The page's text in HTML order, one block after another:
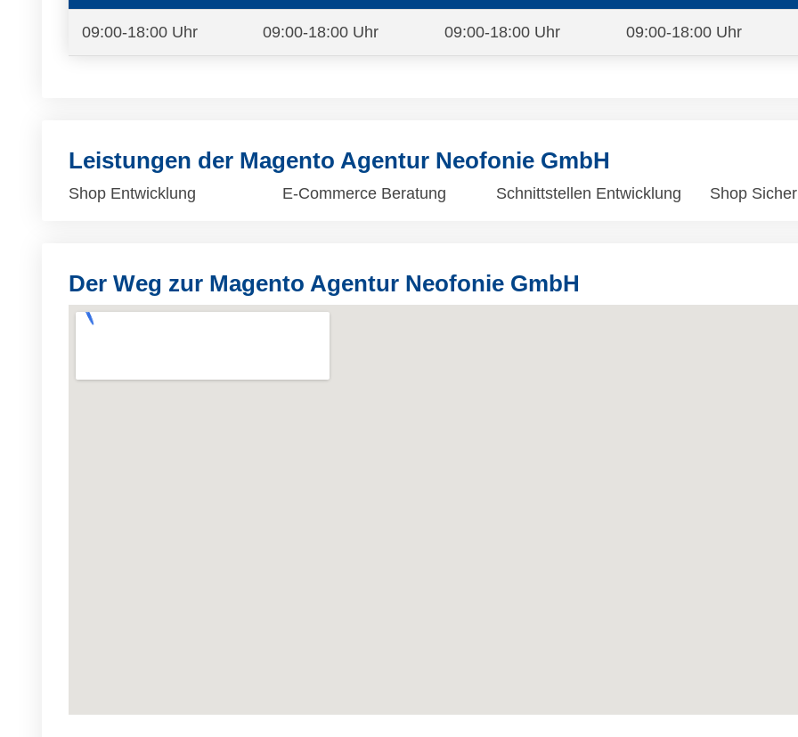
09:00-18:00 Uhr 09:00-18:00 Uhr 09:00-18:00 Uhr 09:00-18:00 Uhr
Leistungen der Magento Agentur Neofonie GmbH
Shop Entwicklung E-Commerce Beratung Schnittstellen Entwicklung Shop
Der Weg zur Magento Agentur Neofonie GmbH